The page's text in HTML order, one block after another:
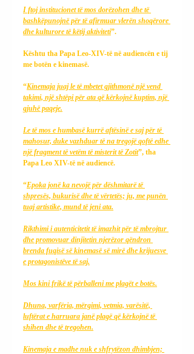
I ftoj institucionet të mos dorëzohen dhe të
bashkëpunojnë për të afirmuar vlerën shoqërore
dhe kulturore të këtij aktiviteti”.
Kështu tha Papa Leo-XIV-të në audiencën e tij
me botën e kinemasë.
“Kinemaja juaj le të mbetet gjithmonë një vend
takimi, një shtëpi për ata që kërkojnë kuptim, një
gjuhë paqeje.
Le të mos e humbasë kurrë aftësinë e saj për të
mahosur, duke vazhduar të na tregojë qoftë edhe
një fragment të vetëm të misterit të Zotit”, tha
Papa Leo XIV-të në audiencë.
“Epoka jonë ka nevojë për dëshmitarë të
shpresës, bukurisë dhe të vërtetës; ju, me punën
tuaj artistike, mund të jeni ata.
Rikthimi i autenticitetit të imazhit për të mbrojtur
dhe promovuar dinjitetin njerëzor qëndron
brenda fuqisë së kinemasë së mirë dhe krijuesve
e protagonistëve të saj.
Mos kini frikë të përballeni me plagët e botës.
Dhuna, varfëria, mërgimi, vetmia, varësitë,
luftërat e harruara janë plagë që kërkojnë të
shihen dhe të tregohen.
Kinemaja e madhe nuk e shfrytëzon dhimbjen;